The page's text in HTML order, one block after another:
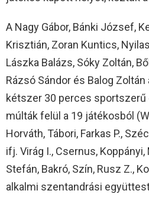
A Nagy Gábor, Bánki József,
Krisztián, Zoran Kuntics,
Lászka Balázs, Sóky Zoltán,
Rázsó Sándor és Balog
kétszer 30 perces sportszerű
múlták felül a 19 játékosból
Horváth, Tábori, Farkas P.,
ifj. Virág I., Csernus,
Stefán, Bakró, Szín, Rusz Z.,
alkalmi szentandrási